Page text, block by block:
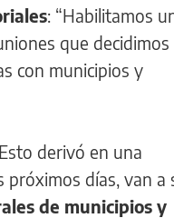
: “Habilitamos
que decidimos
con municipios y
derivó en una
próximos días, van a
de municipios y